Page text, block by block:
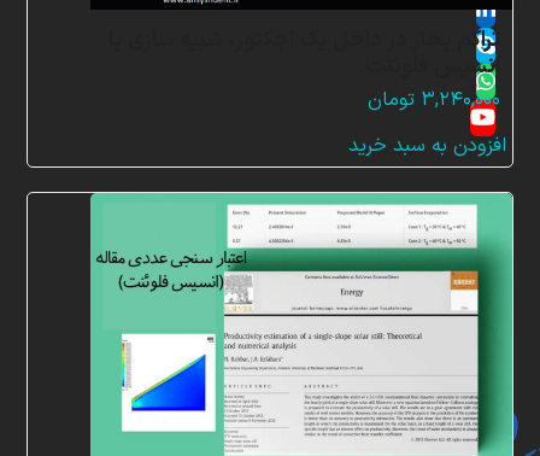
تراکم بخار در داخل یک اجکتور، شبیه سازی با
انسیس فلوئنت
۳,۲۴۰,۰۰۰ تومان
افزودن به سبد خرید
LinkedIn
Skype
Whatsapp
YouTube
ن
م